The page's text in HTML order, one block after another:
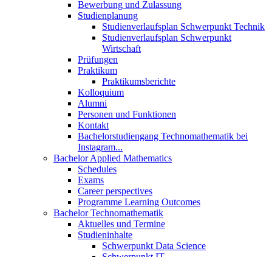
Bewerbung und Zulassung
Studienplanung
Studienverlaufsplan Schwerpunkt Technik
Studienverlaufsplan Schwerpunkt
Wirtschaft
Prüfungen
Praktikum
Praktikumsberichte
Kolloquium
Alumni
Personen und Funktionen
Kontakt
Bachelorstudiengang Technomathematik bei
Instagram...
Bachelor Applied Mathematics
Schedules
Exams
Career perspectives
Programme Learning Outcomes
Bachelor Technomathematik
Aktuelles und Termine
Studieninhalte
Schwerpunkt Data Science